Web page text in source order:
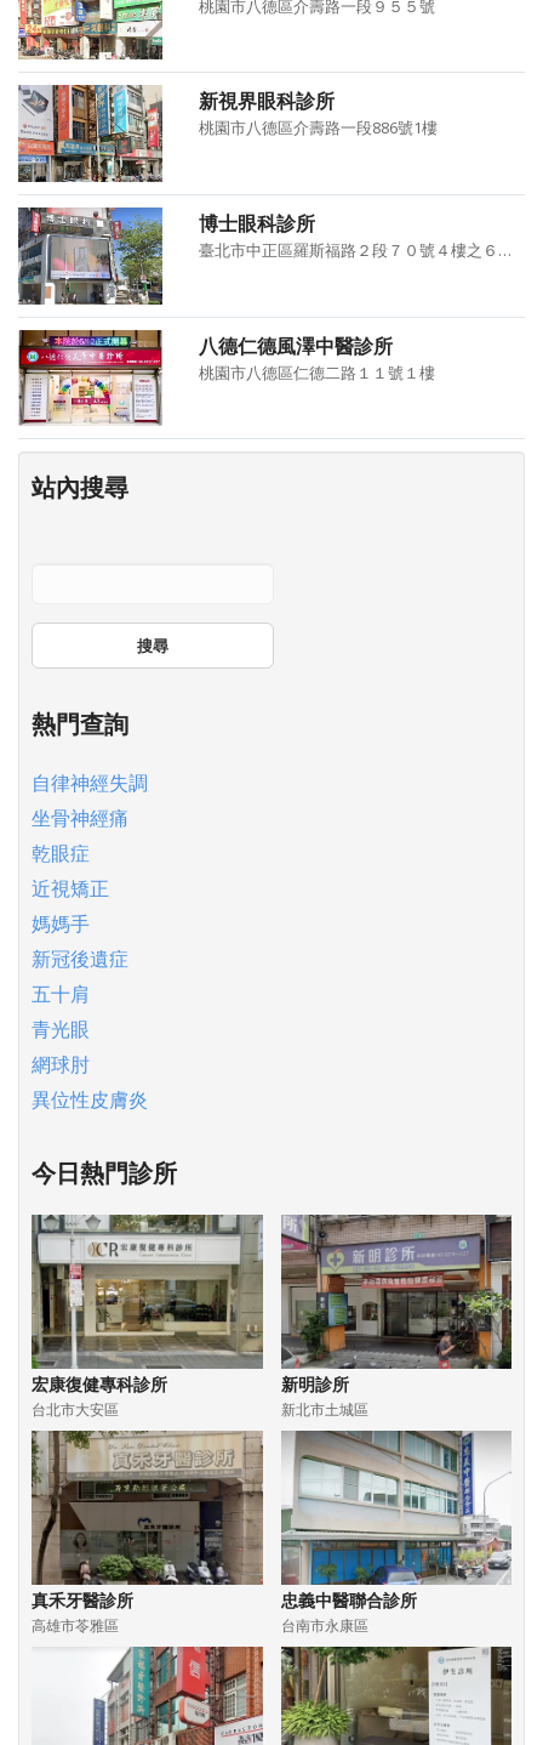
桃園市八德區介壽路一段９５５號
新視界眼科診所
桃園市八德區介壽路一段886號1樓
博士眼科診所
臺北市中正區羅斯福路２段７０號４樓之６、７０號４樓之７、７０
八德仁德風澤中醫診所
桃園市八德區仁德二路１１號１樓
站內搜尋
搜尋
熱門查詢
自律神經失調
坐骨神經痛
乾眼症
近視矯正
媽媽手
新冠後遺症
五十肩
青光眼
網球肘
異位性皮膚炎
今日熱門診所
宏康復健專科診所
台北市大安區
新明診所
新北市土城區
真禾牙醫診所
高雄市苓雅區
忠義中醫聯合診所
台南市永康區